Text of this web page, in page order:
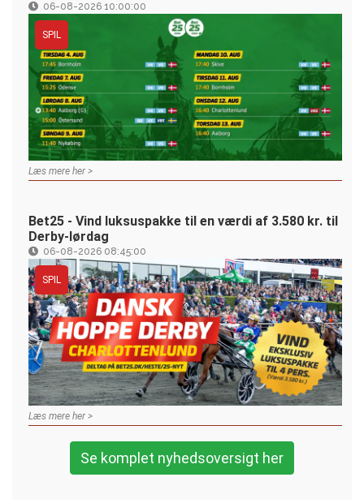
06-08-2026 10:00:00
SPIL
Læs mere her >
Bet25 - Vind luksuspakke til en værdi af 3.580 kr. til
Derby-lørdag
06-08-2026 08:45:00
SPIL
Læs mere her >
Se komplet nyhedsoversigt her